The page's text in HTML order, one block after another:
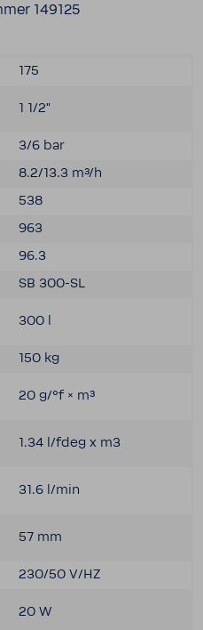
149125
175
1 1/2"
3/6 bar
8.2/13.3 m³/h
538
963
96.3
SB 300-​SL
300 l
150 kg
20 g/°f × m³
1.34 l/fdeg x m3
31.6 l/min
57 mm
230/50 V/HZ
20 W